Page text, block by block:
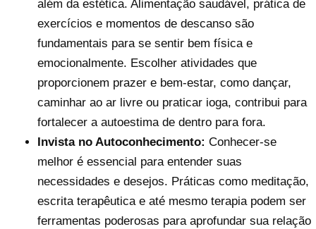
além da estética. Alimentação saudável, prática de
exercícios e momentos de descanso são
fundamentais para se sentir bem física e
emocionalmente. Escolher atividades que
proporcionem prazer e bem-estar, como dançar,
caminhar ao ar livre ou praticar ioga, contribui para
fortalecer a autoestima de dentro para fora.
Invista no Autoconhecimento: Conhecer-se
melhor é essencial para entender suas
necessidades e desejos. Práticas como meditação,
escrita terapêutica e até mesmo terapia podem ser
ferramentas poderosas para aprofundar sua relação